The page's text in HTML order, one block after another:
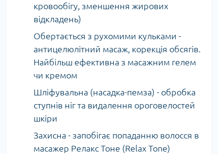
кровообігу, зменшення жирових
відкладень)
Обертається з рухомими кульками -
антицелюлітний масаж, корекція обсягів.
Найбільш ефективна з масажним гелем
чи кремом
Шліфувальна (насадка-пемза) - обробка
ступнів ніг та видалення ороговелостей
шкіри
Захисна - запобігає попаданню волосся в
масажер Релакс Тоне (Relax Tone)